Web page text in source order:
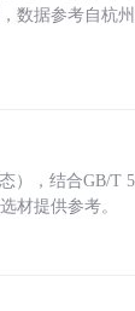
数据参考自杭
），结合GB/T
材提供参考。